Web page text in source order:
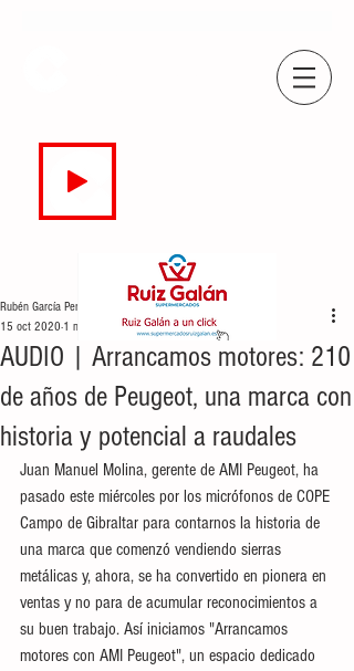
AUDIO | Arrancamos motores: 210
de años de Peugeot, una marca con
historia y potencial a raudales
Rubén García Perea
15 oct 2020 1 min de lectura
Juan Manuel Molina, gerente de AMI Peugeot, ha
pasado este miércoles por los micrófonos de COPE
Campo de Gibraltar para contarnos la historia de
una marca que comenzó vendiendo sierras
metálicas y, ahora, se ha convertido en pionera en
ventas y no para de acumular reconocimientos a
su buen trabajo. Así iniciamos "Arrancamos
motores con AMI Peugeot", un espacio dedicado